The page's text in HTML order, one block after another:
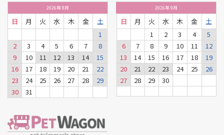
2026年8月
日 月 火 水 木 金
土
1
2
3 4 5 6 7
8
9
10 11 12 13 14
15
16
17 18 19 20 21
22
23
24 25 26 27 28
29
30
31
2026年9月
日 月 火 水 木 金
土
1
2 3 4
5
6
7 8 9 10 11
12
13
14 15 16 17 18
19
20
21 22 23 24 25
26
27
28 29 30